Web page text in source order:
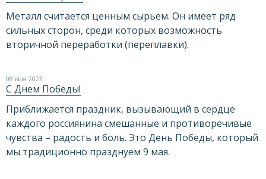
Металл считается ценным сырьем. Он имеет ряд
сильных сторон, среди которых возможность
вторичной переработки (переплавки).
08 мая 2023
С Днем Победы!
Приближается праздник, вызывающий в сердце
каждого россиянина смешанные и противоречивые
чувства – радость и боль. Это День Победы, который
мы традиционно празднуем 9 мая.